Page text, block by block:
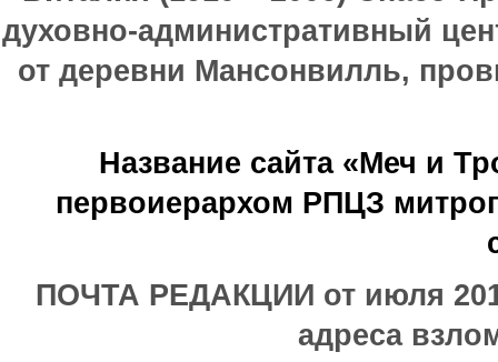
духовно-административный
от деревни Мансонвилль,
Название сайта «Меч и
первоиерархом РПЦЗ
ПОЧТА РЕДАКЦИИ от июля
адреса